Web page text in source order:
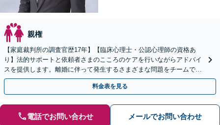
親権
【家庭裁判所の調査官歴17年】【臨床心理士・公認心理師の資格あ
り】法的サポートと依頼者さまのこころのケアを行いながらアドバイ
スを提供します。離婚に伴って発生するさまざまな問題をチームで連
携して一貫サポート【子連れ相談可】
料金表を見る
電話でお問い合わせ メールでお問い合わせ